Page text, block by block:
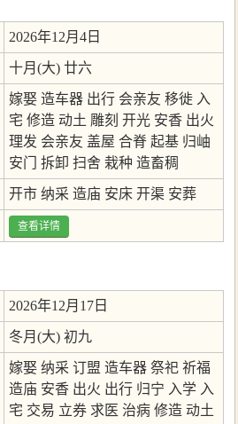
2026年12月4日
十月(大) 廿六
嫁娶 造车器 出行 会亲友 移徙 入
宅 修造 动土 雕刻 开光 安香 出火
理发 会亲友 盖屋 合脊 起基 归岫
安门
拆卸 扫舍 栽种 造畜稠
开市 纳采 造庙 安床 开渠 安葬
查看详情
2026年12月17日
冬月(大) 初九
嫁娶 纳采 订盟 造车器 祭祀 祈福
造庙 安香 出火 出行 归宁 入学 入
宅 交易 立券 求医 治病 修造 动土